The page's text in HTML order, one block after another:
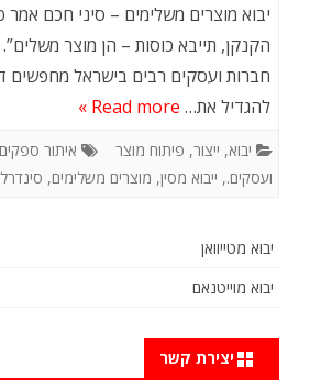
יבוא מוצרים משלימים – סיני חכם
הקנקן, תייבא כוסות – הן מוצר
חברות ועסקים רבים בישראל מחפשים
להגדיל את… Read more »
יבוא, ייצור, פיתוח מוצר איתור ספקים
ועסקים., ייבוא מסין, מוצרים משלימים,
יבוא מטייוואן
יבוא מוייטנאם
יצירת קשר